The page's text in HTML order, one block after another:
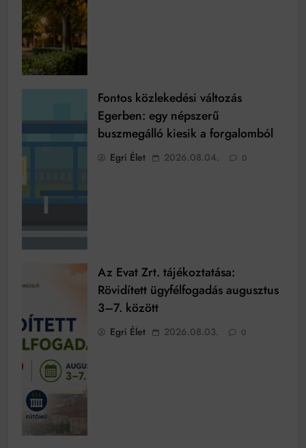
Fontos közlekedési változás
Egerben: egy népszerű
buszmegálló kiesik a forgalomból
Egri Élet 2026.08.04. 0
Az Evat Zrt. tájékoztatása:
Rövidített ügyfélfogadás augusztus
3–7. között
Egri Élet 2026.08.03. 0